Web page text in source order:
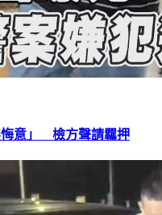
悔意」 檢方聲請羈押